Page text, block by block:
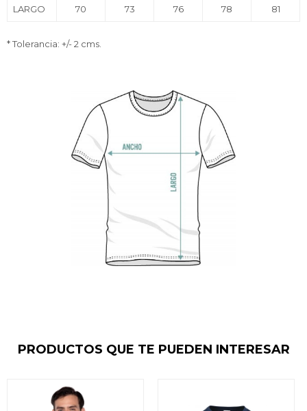
LARGO 70 73 76 78 81
* Tolerancia: +/- 2 cms.
PRODUCTOS QUE TE PUEDEN INTERESAR